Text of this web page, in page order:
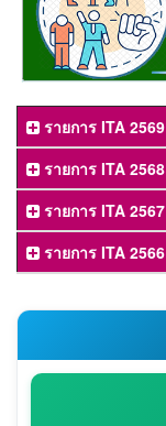
รายการ ITA 2569
รายการ ITA 2568
รายการ ITA 2567
รายการ ITA 2566